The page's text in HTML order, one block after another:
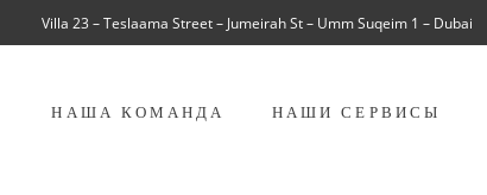
Villa 23 – Teslaama Street – Jumeirah St – Umm Suqeim 1 – Dubai
НАША КОМАНДА НАШИ СЕРВИСЫ